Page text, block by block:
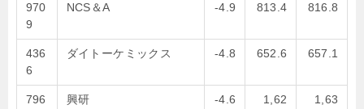
970
9
NCS＆A -4.9 813.4 816.8
436
6
ダイトーケミックス -4.8 652.6 657.1
796
興研 -4.6
1,62
1,63